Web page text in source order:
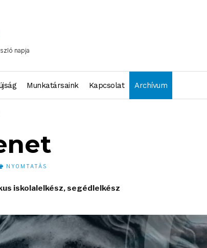
napja
Munkatársaink Kapcsolat Archívum
NYOMTATÁS
iskolalelkész, segédlelkész